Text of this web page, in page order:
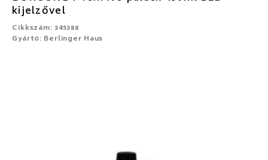
kijelzővel
Cikkszám: 345388
Gyártó: Berlinger Haus